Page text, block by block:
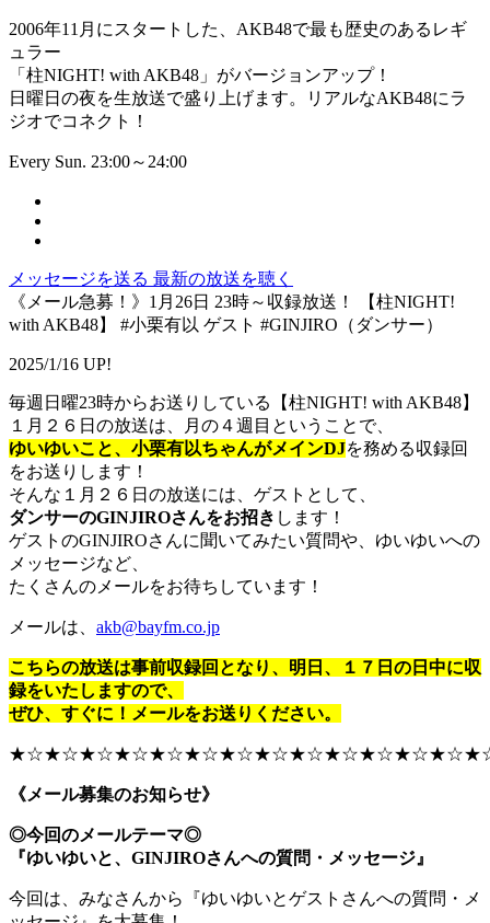
2006年11月にスタートした、AKB48で最も歴史のあるレギ
ュラー
「柱NIGHT! with AKB48」がバージョンアップ！
日曜日の夜を生放送で盛り上げます。リアルなAKB48にラ
ジオでコネクト！
Every Sun. 23:00～24:00
メッセージを送る 最新の放送を聴く
《メール急募！》1月26日 23時～収録放送！ 【柱NIGHT!
with AKB48】 #小栗有以 ゲスト #GINJIRO（ダンサー）
2025/1/16 UP!
毎週日曜23時からお送りしている【柱NIGHT! with AKB48】
１月２６日の放送は、月の４週目ということで、
ゆいゆいこと、小栗有以ちゃんがメインDJを務める収録回
をお送りします！
そんな１月２６日の放送には、ゲストとして、
ダンサーのGINJIROさんをお招き します！
ゲストのGINJIROさんに聞いてみたい質問や、ゆいゆいへの
メッセージなど、
たくさんのメールをお待ちしています！
メールは、 akb@bayfm.co.jp
こちらの放送は事前収録回となり、明日、１７日の日中に収
録をいたしますので、
ぜひ、すぐに！メールをお送りください。
《メール募集のお知らせ》
◎今回のメールテーマ◎
『ゆいゆいと、GINJIROさんへの質問・メッセージ』
今回は、みなさんから『ゆいゆいとゲストさんへの質問・メ